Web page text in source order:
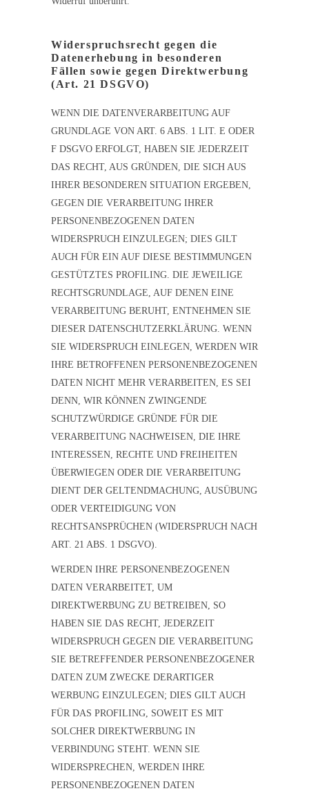
Widerspruchsrecht gegen die
Datenerhebung in besonderen
Fällen sowie gegen Direktwerbung
(Art. 21 DSGVO)
WENN DIE DATENVERARBEITUNG AUF
GRUNDLAGE VON ART. 6 ABS. 1 LIT. E ODER
F DSGVO ERFOLGT, HABEN SIE JEDERZEIT
DAS RECHT, AUS GRÜNDEN, DIE SICH AUS
IHRER BESONDEREN SITUATION ERGEBEN,
GEGEN DIE VERARBEITUNG IHRER
PERSONENBEZOGENEN DATEN
WIDERSPRUCH EINZULEGEN; DIES GILT
AUCH FÜR EIN AUF DIESE BESTIMMUNGEN
GESTÜTZTES PROFILING. DIE JEWEILIGE
RECHTSGRUNDLAGE, AUF DENEN EINE
VERARBEITUNG BERUHT, ENTNEHMEN SIE
DIESER DATENSCHUTZERKLÄRUNG. WENN
SIE WIDERSPRUCH EINLEGEN, WERDEN WIR
IHRE BETROFFENEN PERSONENBEZOGENEN
DATEN NICHT MEHR VERARBEITEN, ES SEI
DENN, WIR KÖNNEN ZWINGENDE
SCHUTZWÜRDIGE GRÜNDE FÜR DIE
VERARBEITUNG NACHWEISEN, DIE IHRE
INTERESSEN, RECHTE UND FREIHEITEN
ÜBERWIEGEN ODER DIE VERARBEITUNG
DIENT DER GELTENDMACHUNG, AUSÜBUNG
ODER VERTEIDIGUNG VON
RECHTSANSPRÜCHEN (WIDERSPRUCH NACH
ART. 21 ABS. 1 DSGVO).
WERDEN IHRE PERSONENBEZOGENEN
DATEN VERARBEITET, UM
DIREKTWERBUNG ZU BETREIBEN, SO
HABEN SIE DAS RECHT, JEDERZEIT
WIDERSPRUCH GEGEN DIE VERARBEITUNG
SIE BETREFFENDER PERSONENBEZOGENER
DATEN ZUM ZWECKE DERARTIGER
WERBUNG EINZULEGEN; DIES GILT AUCH
FÜR DAS PROFILING, SOWEIT ES MIT
SOLCHER DIREKTWERBUNG IN
VERBINDUNG STEHT. WENN SIE
WIDERSPRECHEN, WERDEN IHRE
PERSONENBEZOGENEN DATEN